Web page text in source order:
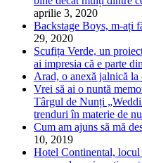
aprilie 3, 2020
Backstage Boys, m-ați
29, 2020
Scufița Verde, un
ai impresia că e parte
Arad, o anexă jalnică la
Vrei să ai o nuntă
Târgul de Nunți
trenduri în materie de
Cum am ajuns să mă
10, 2019
Hotel Continental, locul